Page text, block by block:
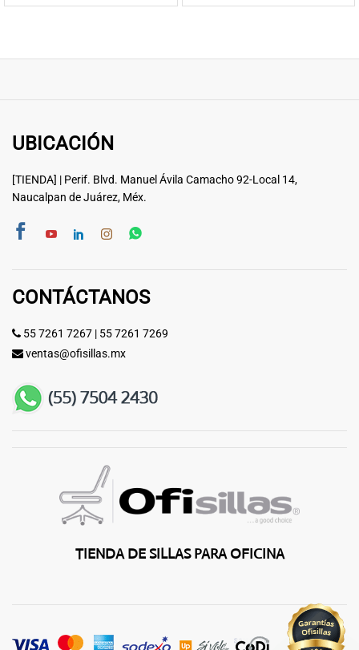
UBICACIÓN
[TIENDA] | Perif. Blvd. Manuel Ávila Camacho 92-Local 14,
Naucalpan de Juárez, Méx.
CONTÁCTANOS
55 7261 7267 | 55 7261 7269
ventas@ofisillas.mx
TIENDA DE SILLAS PARA OFICINA